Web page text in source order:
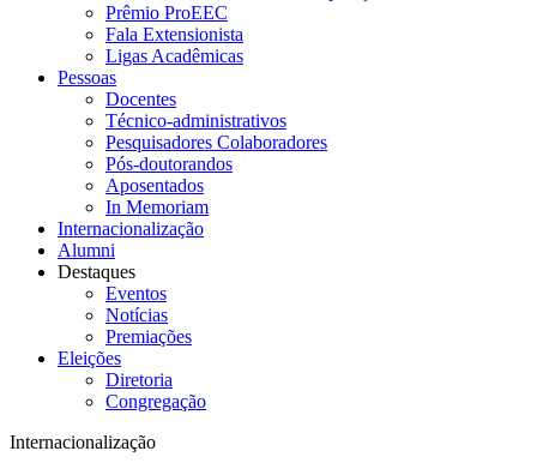
Prêmio ProEEC
Fala Extensionista
Ligas Acadêmicas
Pessoas
Docentes
Técnico-administrativos
Pesquisadores Colaboradores
Pós-doutorandos
Aposentados
In Memoriam
Internacionalização
Alumni
Destaques
Eventos
Notícias
Premiações
Eleições
Diretoria
Congregação
Internacionalização